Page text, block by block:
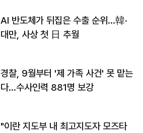
AI 반도체가 뒤집은 수출 순위…韓·
대만, 사상 첫 日 추월
경찰, 9월부터 '제 가족 사건' 못 맡는
다…수사인력 881명 보강
"이란 지도부 내 최고지도자 모즈타